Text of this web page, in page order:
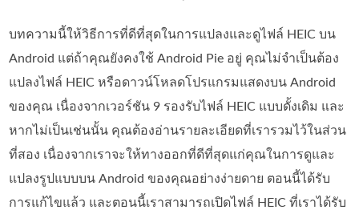
บทความนี้ให้วิธีการที่ดีที่สุดในการแปลงและดูไฟล์ HEIC บน
Android แต่ถ้าคุณยังคงใช้ Android Pie อยู่ คุณไม่จำเป็นต้อง
แปลงไฟล์ HEIC หรือดาวน์โหลดโปรแกรมแสดงบน Android
ของคุณ เนื่องจากเวอร์ชัน 9 รองรับไฟล์ HEIC แบบดั้งเดิม และ
หากไม่เป็นเช่นนั้น คุณต้องอ่านรายละเอียดที่เรารวมไว้ในส่วน
ที่สอง เนื่องจากเราจะให้ทางออกที่ดีที่สุดแก่คุณในการดูและ
แปลงรูปแบบบน Android ของคุณอย่างง่ายดาย ตอนนี้ได้รับ
การแก้ไขแล้ว และตอนนี้เราสามารถเปิดไฟล์ HEIC ที่เราได้รับ